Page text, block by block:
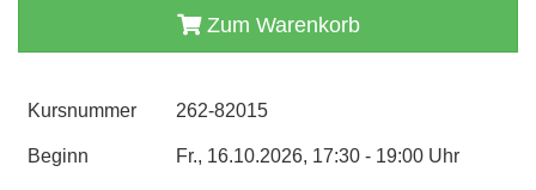
Zum Warenkorb
Kursnummer 262-82015
Beginn Fr., 16.10.2026, 17:30 - 19:00 Uhr